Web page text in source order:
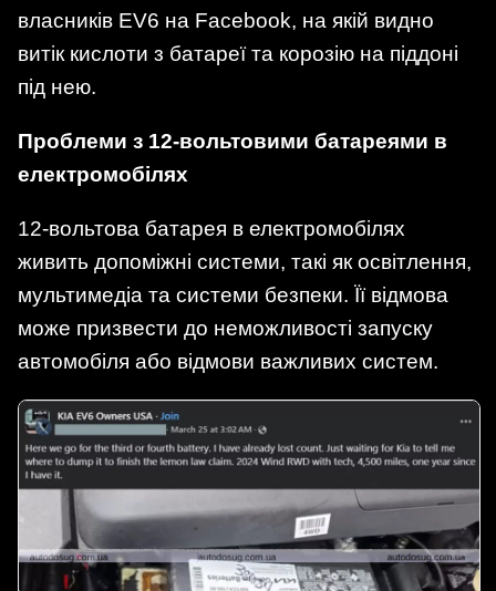
власників EV6 на Facebook, на якій видно
витік кислоти з батареї та корозію на піддоні
під нею.
Проблеми з 12-вольтовими батареями в
електромобілях
12-вольтова батарея в електромобілях
живить допоміжні системи, такі як освітлення,
мультимедіа та системи безпеки. Її відмова
може призвести до неможливості запуску
автомобіля або відмови важливих систем.